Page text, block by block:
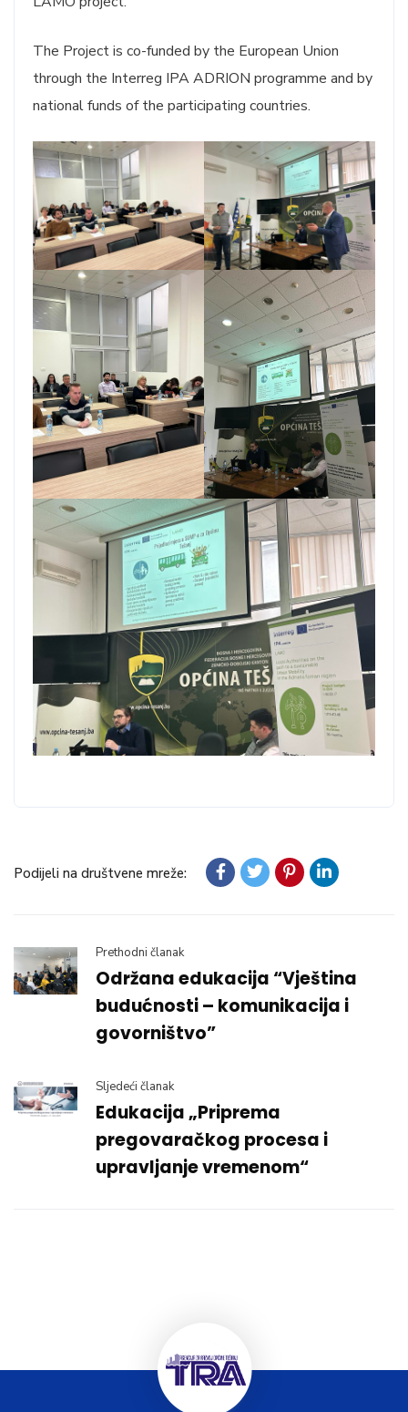
The Project is co-funded by the European Union
through the Interreg IPA ADRION programme and by
national funds of the participating countries.
Podijeli na društvene mreže:
Prethodni članak
Održana edukacija “Vještina
budućnosti – komunikacija i
govorništvo”
Sljedeći članak
Edukacija „Priprema
pregovaračkog procesa i
upravljanje vremenom“